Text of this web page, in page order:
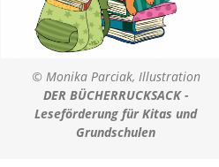
© Monika Parciak, Illustration
DER BÜCHERRUCKSACK -
Leseförderung für Kitas und
Grundschulen